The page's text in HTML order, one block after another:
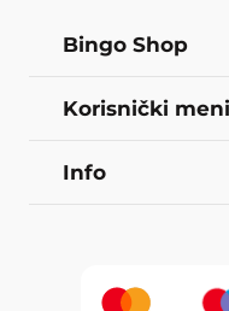
Bingo Shop
Korisnički meni
Info